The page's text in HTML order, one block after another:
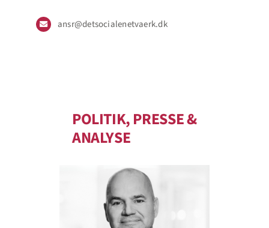
ansr@detsocialenetvaerk.dk
POLITIK, PRESSE &
ANALYSE